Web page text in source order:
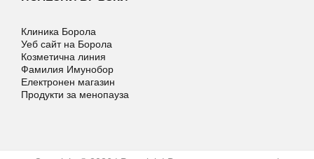
Клиника Борола
Уеб сайт на Борола
Козметична линия
Фамилия Имунобор
Електронен магазин
Продукти за менопауза